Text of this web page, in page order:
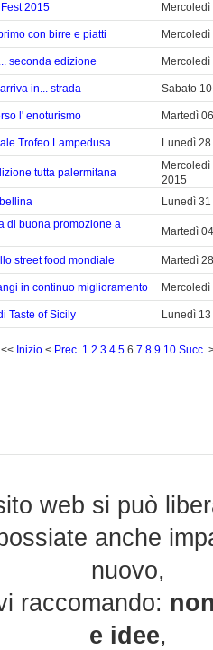
2015
con birre e piatti
seconda edizione
in... strada Sabato
l' enoturismo Martedì
Trofeo Lampedusa Lunedì
tutta palermitana
2015
Lunedì
di buona promozione a
Martedì
street food mondiale Martedì
in continuo miglioramento
Taste of Sicily Lunedì
<< Inizio < Prec. 1 2 3 4 5 6 7 8 9 10 Succ.
web si può
anche
nuovo,
raccomando:
e idee,